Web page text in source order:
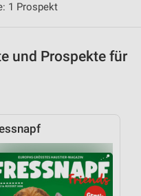
1 Prospekt
und Prospekte für